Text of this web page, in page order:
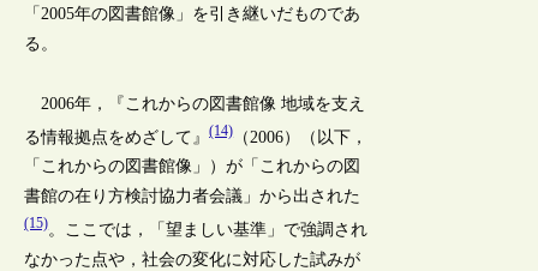
「2005年の図書館像」を引き継いだものであ
る。
2006年，『これからの図書館像 地域を支え
る情報拠点をめざして』(14)（2006）（以下，
「これからの図書館像」）が「これからの図
書館の在り方検討協力者会議」から出された
(15)。ここでは，「望ましい基準」で強調され
なかった点や，社会の変化に対応した試みが